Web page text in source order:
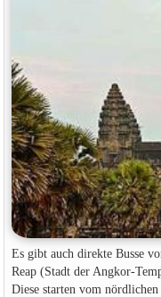
Es gibt auch direkte Busse
Reap (Stadt der Angkor-
Diese starten vom